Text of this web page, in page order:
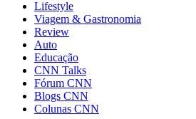
Lifestyle
Viagem & Gastronomia
Review
Auto
Educação
CNN Talks
Fórum CNN
Blogs CNN
Colunas CNN